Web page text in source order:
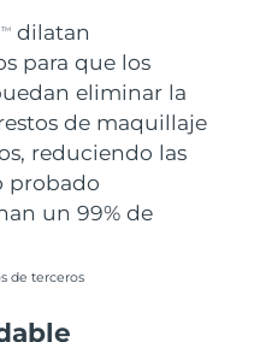
TM
dilatan
para que los
eliminar la
de maquillaje
reduciendo las
probado
un 99% de
de terceros
Entrega prevista
Entrega prevista
Entrega prevista8/14/26
Entrega prevista